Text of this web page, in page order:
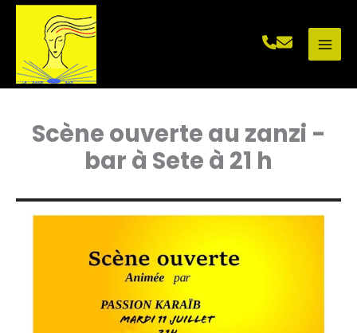
Aller
Scène ouverte au zanzi -
bar à Sete à 21 h